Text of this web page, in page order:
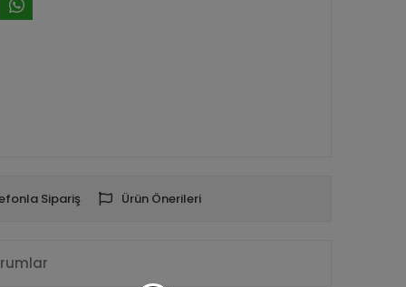
Sipariş Ürün Önerileri